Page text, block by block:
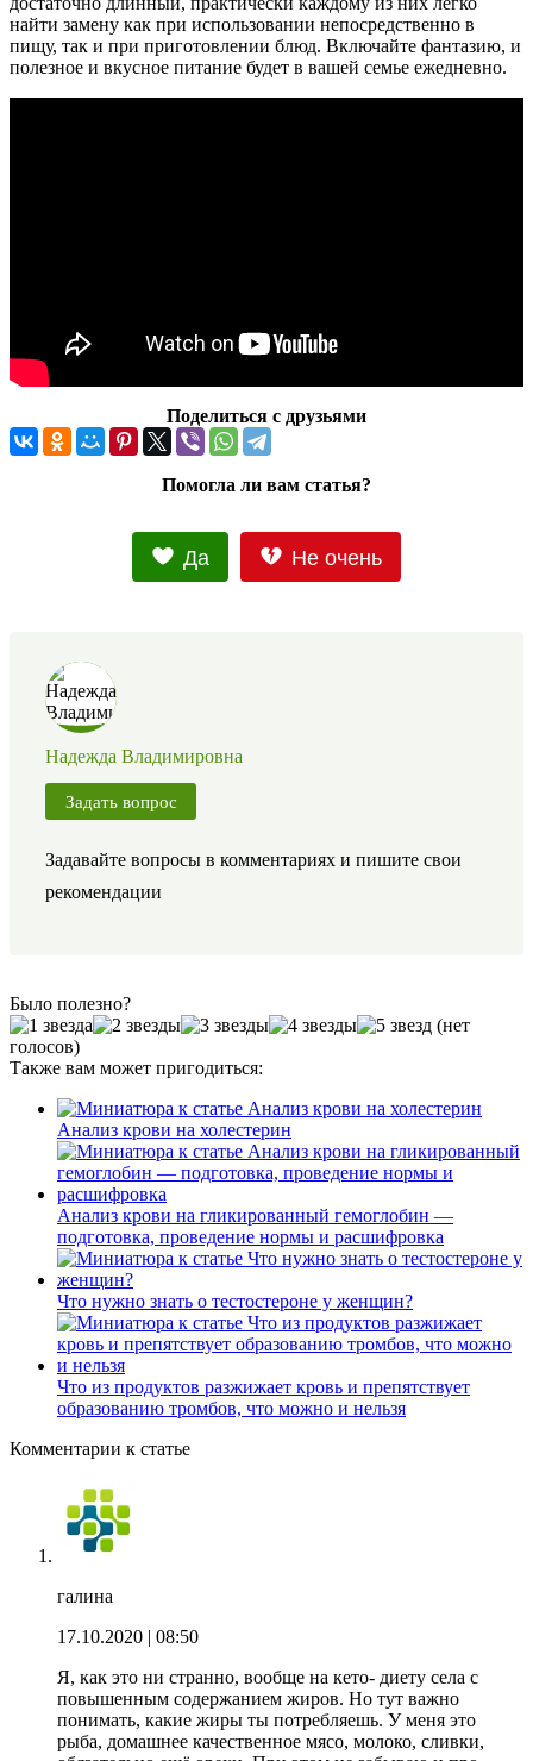
найти замену как при использовании непосредственно в
пищу, так и при приготовлении блюд. Включайте фантазию, и
полезное и вкусное питание будет в вашей семье ежедневно.
Поделиться с друзьями
Помогла ли вам статья?
Да Не очень
Надежда Владимировна
Задать вопрос
Задавайте вопросы в комментариях и пишите свои
рекомендации
Было полезно?
(нет
голосов)
Также вам может пригодиться:
Анализ крови на холестерин
Анализ крови на гликированный гемоглобин —
подготовка, проведение нормы и расшифровка
Что нужно знать о тестостероне у женщин?
Что из продуктов разжижает кровь и препятствует
образованию тромбов, что можно и нельзя
Комментарии к статье
галина
17.10.2020 | 08:50
Я, как это ни странно, вообще на кето- диету села с
повышенным содержанием жиров. Но тут важно
понимать, какие жиры ты потребляешь. У меня это
рыба, домашнее качественное мясо, молоко, сливки,